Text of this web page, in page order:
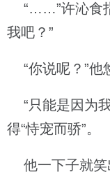
“……”许沁食指
我吧？”
“你说呢？”他
“只能是因为
得“恃宠而骄”。
他一下子就笑